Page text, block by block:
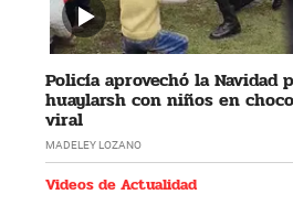
Policía aprovechó la Navidad
huaylarsh con niños en
viral
MADELEY LOZANO
Videos de Actualidad